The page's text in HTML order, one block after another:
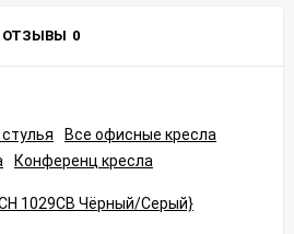
ОТЗЫВЫ 0
Все офисные кресла
Конференц кресла
1029CB Чёрный/Серый}